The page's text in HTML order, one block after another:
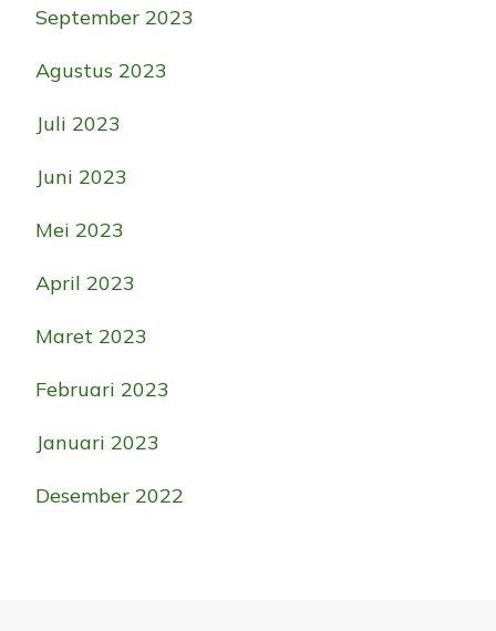
September 2023
Agustus 2023
Juli 2023
Juni 2023
Mei 2023
April 2023
Maret 2023
Februari 2023
Januari 2023
Desember 2022